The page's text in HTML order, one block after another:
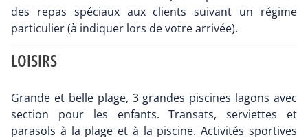
des repas spéciaux aux clients suivant un régime
particulier (à indiquer lors de votre arrivée).
LOISIRS
Grande et belle plage, 3 grandes piscines lagons avec
section pour les enfants. Transats, serviettes et
parasols à la plage et à la piscine. Activités sportives